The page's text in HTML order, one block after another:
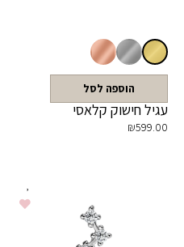
הוספה לסל
עגיל חישוק קלאסי
₪599.00